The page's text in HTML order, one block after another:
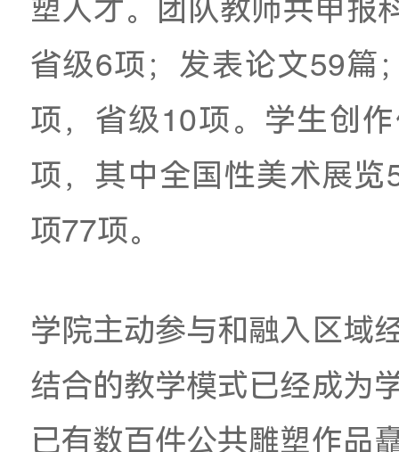
区；公共艺术专业为
中心1个； 学院获国
国家级教师团队1个
学团队
自2020 年来，雕塑